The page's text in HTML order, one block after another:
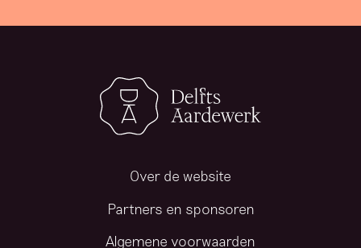
Over de website
Partners en sponsoren
Algemene voorwaarden